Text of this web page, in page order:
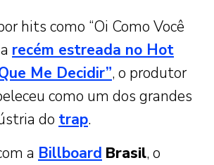
hits como “Oi Como Você
recém estreada no Hot
Me Decidir”, o produtor
como um dos grandes
do trap.
a Billboard Brasil, o